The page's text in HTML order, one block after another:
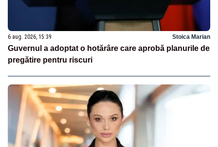
6 aug. 2026, 15:39 Stoica Marian
Guvernul a adoptat o hotărâre care aprobă planurile de
pregătire pentru riscuri